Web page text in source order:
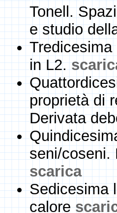
Tonell.
e studio
Tredicesima
in L2.
proprietà di
Derivata
seni/coseni.
scarica
Sedicesima
calore